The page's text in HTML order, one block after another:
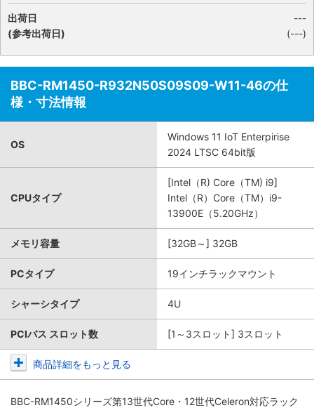
出荷日
(参考出荷日)
---
(---)
BBC-RM1450-R932N50S09S09-W11-46の仕
様・寸法情報
OS
Windows 11 IoT Enterpirise
2024 LTSC 64bit版
CPUタイプ
[Intel（R) Core（TM) i9]
Intel（R）Core（TM）i9-
13900E（5.20GHz）
メモリ容量 [32GB～] 32GB
PCタイプ 19インチラックマウント
シャーシタイプ 4U
PCIバス スロット数 [1～3スロット] 3スロット
商品詳細をもっと見る
BBC-RM1450シリーズ第13世代Core・12世代Celeron対応ラック